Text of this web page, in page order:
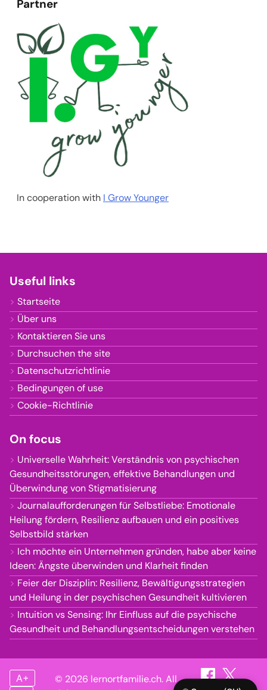
Partner
In cooperation with I Grow Younger
Useful links
Startseite
Über uns
Kontaktieren Sie uns
Durchsuchen the site
Datenschutzrichtlinie
Bedingungen of use
Cookie-Richtlinie
On focus
Universelle Wahrheit: Verständnis von psychischen
Gesundheitsstörungen, effektive Behandlungen und
Überwindung von Stigmatisierung
Journalaufforderungen für Selbstliebe: Emotionale
Heilung fördern, Resilienz aufbauen und ein positives
Selbstbild stärken
Ich möchte ein Unternehmen gründen, habe aber keine
Ideen: Ängste überwinden und Klarheit finden
Feier der Disziplin: Resilienz, Bewältigungsstrategien
und Heilung in der psychischen Gesundheit kultivieren
Intuition vs Sensing: Ihr Einfluss auf die psychische
Gesundheit und Behandlungsentscheidungen verstehen
A+
© 2026 lernortfamilie.ch. All